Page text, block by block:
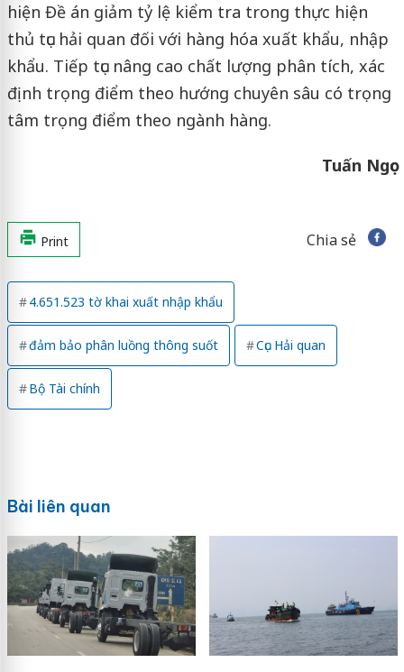
hiện Đề án giảm tỷ lệ kiểm tra trong thực hiện
thủ tục hải quan đối với hàng hóa xuất khẩu, nhập
khẩu. Tiếp tục nâng cao chất lượng phân tích, xác
định trọng điểm theo hướng chuyên sâu có trọng
tâm trọng điểm theo ngành hàng.
Tuấn Ngọc
Print Chia sẻ
4.651.523 tờ khai xuất nhập khẩu
đảm bảo phân luồng thông suốt Cục Hải quan
Bộ Tài chính
Bài liên quan